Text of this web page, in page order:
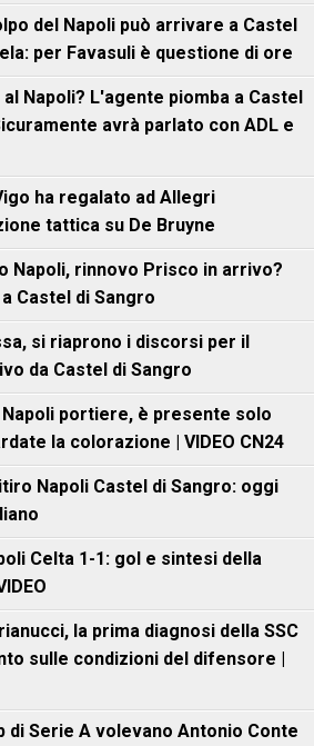
del Napoli può arrivare a Castel
per Favasuli è questione di ore
Napoli? L'agente piomba a Castel
avrà parlato con ADL e
ha regalato ad Allegri
tattica su De Bruyne
Napoli, rinnovo Prisco in arrivo?
Castel di Sangro
si riaprono i discorsi per il
da Castel di Sangro
Napoli portiere, è presente solo
la colorazione | VIDEO CN24
Napoli Castel di Sangro: oggi
Celta 1-1: gol e sintesi della
la prima diagnosi della SSC
sulle condizioni del difensore |
di Serie A volevano Antonio Conte